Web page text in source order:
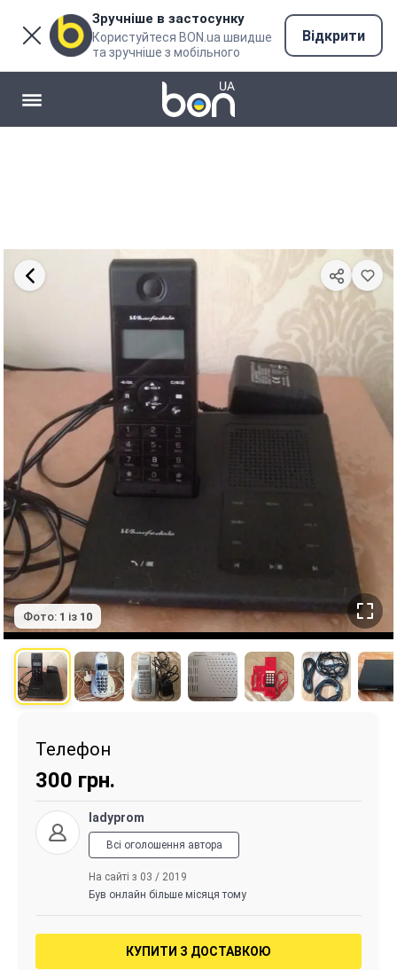
Зручніше в застосунку
Користуйтеся BON.ua швидше
та зручніше з мобільного
Відкрити
Фото: 1 із 10
Телефон
300 грн.
ladyprom
Всі оголошення автора
На сайті з 03 / 2019
Був онлайн більше місяця тому
КУПИТИ З ДОСТАВКОЮ